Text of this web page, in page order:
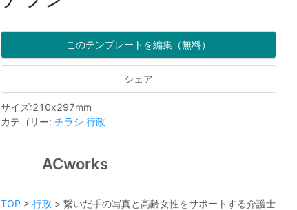
このテンプレートを編集（無料）
シェア
サイズ:210x297mm
カテゴリー: チラシ 行政
ACworks
TOP > 行政 > 繋いだ手の写真と高齢女性をサポートする介護士